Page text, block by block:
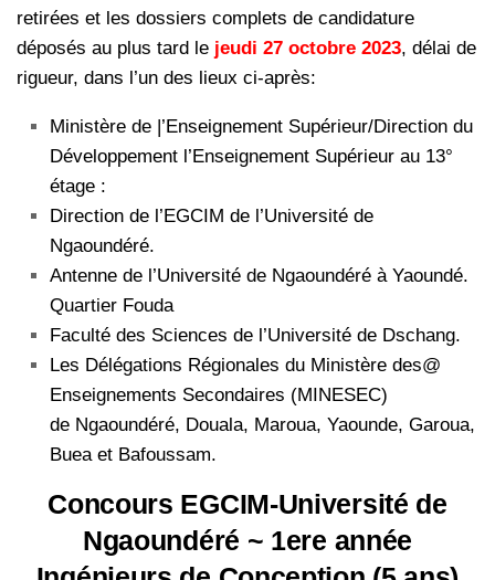
retirées et les dossiers complets de candidature
déposés au plus tard le jeudi 27 octobre 2023, délai de
rigueur, dans l’un des lieux ci-après:
Ministère de |’Enseignement Supérieur/Direction du
Développement l’Enseignement Supérieur au 13°
étage :
Direction de l’EGCIM de l’Université de
Ngaoundéré.
Antenne de l’Université de Ngaoundéré à Yaoundé.
Quartier Fouda
Faculté des Sciences de l’Université de Dschang.
Les Délégations Régionales du Ministère des@
Enseignements Secondaires (MINESEC)
de Ngaoundéré, Douala, Maroua, Yaounde, Garoua,
Buea et Bafoussam.
Concours EGCIM-Université de
Ngaoundéré ~ 1ere année